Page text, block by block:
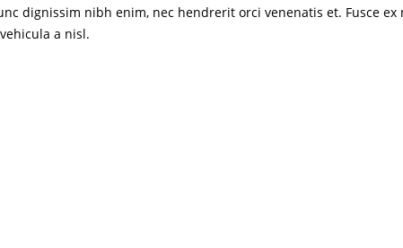
dignissim nibh enim, nec hendrerit orci venenatis et. Fusce ex
a nisl.